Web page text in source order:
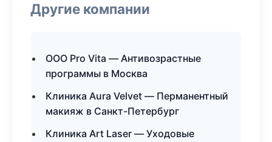
Другие компании
ООО Pro Vita — Антивозрастные
программы в Москва
Клиника Aura Velvet — Перманентный
макияж в Санкт-Петербург
Клиника Art Laser — Уходовые